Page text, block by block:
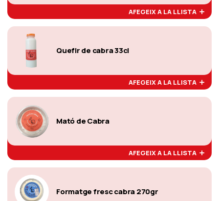
AFEGEIX A LA LLISTA
Quefir de cabra 33cl
AFEGEIX A LA LLISTA
Mató de Cabra
AFEGEIX A LA LLISTA
Formatge fresc cabra 270gr